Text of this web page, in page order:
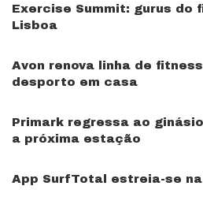
Exercise Summit: gurus do
Lisboa
Avon renova linha de
desporto em casa
Primark regressa ao
a próxima estação
App SurfTotal estreia-se na